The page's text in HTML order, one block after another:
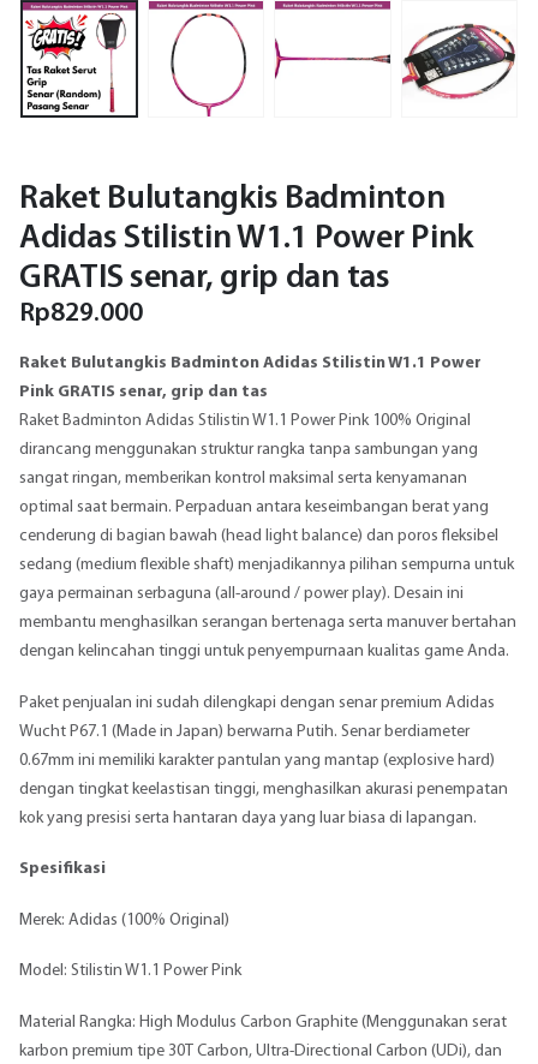
Raket Bulutangkis Badminton
Adidas Stilistin W1.1 Power Pink
GRATIS senar, grip dan tas
Rp829.000
Raket Bulutangkis Badminton Adidas Stilistin W1.1 Power
Pink GRATIS senar, grip dan tas
Raket Badminton Adidas Stilistin W1.1 Power Pink 100% Original
dirancang menggunakan struktur rangka tanpa sambungan yang
sangat ringan, memberikan kontrol maksimal serta kenyamanan
optimal saat bermain. Perpaduan antara keseimbangan berat yang
cenderung di bagian bawah (head light balance) dan poros fleksibel
sedang (medium flexible shaft) menjadikannya pilihan sempurna untuk
gaya permainan serbaguna (all-around / power play). Desain ini
membantu menghasilkan serangan bertenaga serta manuver bertahan
dengan kelincahan tinggi untuk penyempurnaan kualitas game Anda.
Paket penjualan ini sudah dilengkapi dengan senar premium Adidas
Wucht P67.1 (Made in Japan) berwarna Putih. Senar berdiameter
0.67mm ini memiliki karakter pantulan yang mantap (explosive hard)
dengan tingkat keelastisan tinggi, menghasilkan akurasi penempatan
kok yang presisi serta hantaran daya yang luar biasa di lapangan.
Spesifikasi
Merek: Adidas (100% Original)
Model: Stilistin W1.1 Power Pink
Material Rangka: High Modulus Carbon Graphite (Menggunakan serat
karbon premium tipe 30T Carbon, Ultra-Directional Carbon (UDi), dan